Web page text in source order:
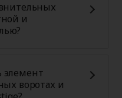
и
воротах и